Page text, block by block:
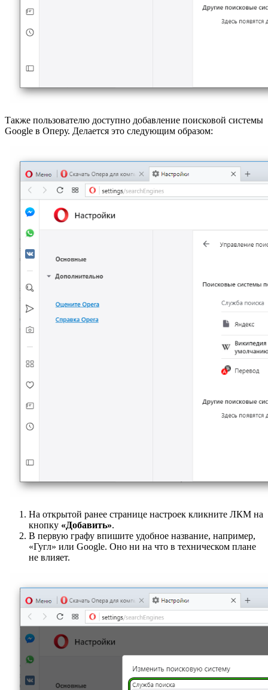
Также пользователю доступно добавление поисковой системы
Google в Оперу. Делается это следующим образом:
На открытой ранее странице настроек кликните ЛКМ на
кнопку «Добавить».
В первую графу впишите удобное название, например,
«Гугл» или Google. Оно ни на что в техническом плане
не влияет.